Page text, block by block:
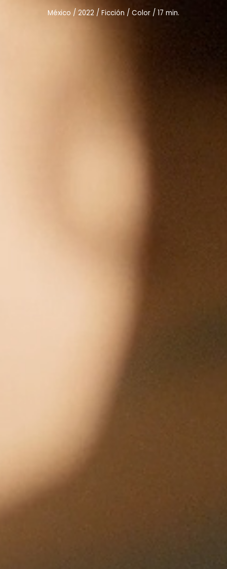
México / 2022 / Ficción / Color / 17 min.